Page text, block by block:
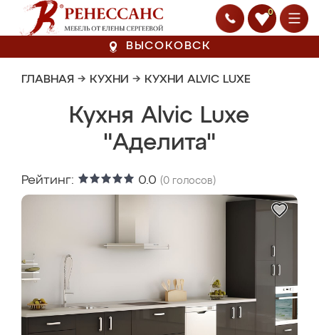
0
ВЫСОКОВСК
ГЛАВНАЯ → КУХНИ → КУХНИ ALVIC LUXE
Кухня Alvic Luxe
"Аделита"
Рейтинг: 0.0 (0 голосов)